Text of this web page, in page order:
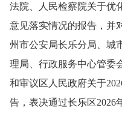
法院、人民检察院关于优
意见落实情况的报告，并
州市公安局长乐分局、城
理局、行政服务中心管委
和审议区人民政府关于
告，表决通过长乐区2026